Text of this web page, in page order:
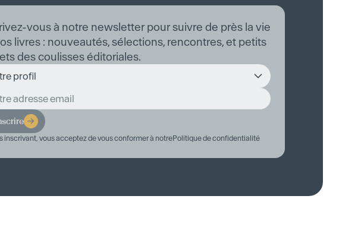
vous à notre newsletter pour suivre de près la vie
livres : nouveautés, sélections, rencontres, et petits
des coulisses éditoriales.
inscrivant, vous acceptez de vous conformer à notrePolitique de confidentialité